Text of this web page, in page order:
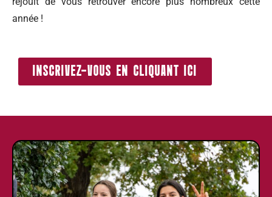
année !
INSCRIVEZ-VOUS EN CLIQUANT ICI